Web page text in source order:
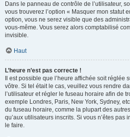
Dans le panneau de contrôle de l’utilisateur,
vous trouverez l’option « Masquer mon statut
option, vous ne serez visible que des
vous-même. Vous serez alors comptabilisé
invisible.
Haut
L’heure n’est pas correcte !
Il est possible que l’heure affichée soit réglée
vôtre. Si tel était le cas, veuillez vous rendre
l’utilisateur et régler le fuseau horaire afin de
exemple Londres, Paris, New York, Sydney,
du fuseau horaire, comme la plupart des
qu’aux utilisateurs inscrits. Si vous n’êtes pas
le faire.